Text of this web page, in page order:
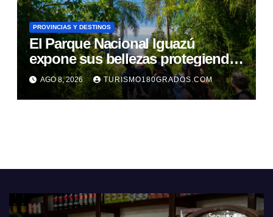
PROVINCIAS Y DESTINOS
El Parque Nacional Iguazú
expone sus bellezas protegiendo
al circuito Garganta del Diablo
AGO 8, 2026 TURISMO180GRADOS.COM